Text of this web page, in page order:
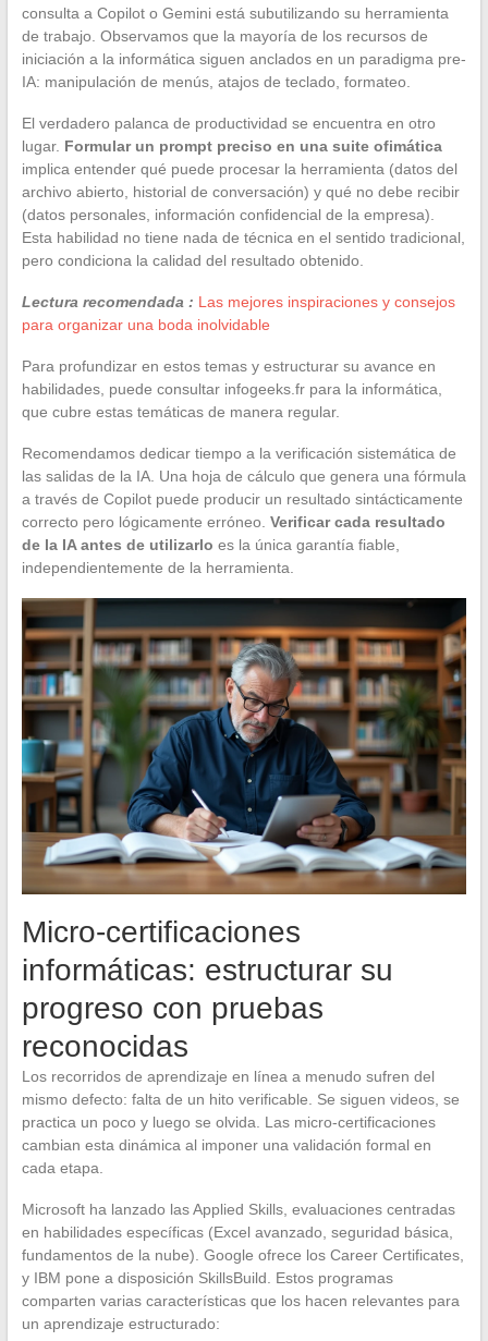
consulta a Copilot o Gemini está subutilizando su herramienta
de trabajo. Observamos que la mayoría de los recursos de
iniciación a la informática siguen anclados en un paradigma pre-
IA: manipulación de menús, atajos de teclado, formateo.
El verdadero palanca de productividad se encuentra en otro
lugar. Formular un prompt preciso en una suite ofimática
implica entender qué puede procesar la herramienta (datos del
archivo abierto, historial de conversación) y qué no debe recibir
(datos personales, información confidencial de la empresa).
Esta habilidad no tiene nada de técnica en el sentido tradicional,
pero condiciona la calidad del resultado obtenido.
Lectura recomendada : Las mejores inspiraciones y consejos
para organizar una boda inolvidable
Para profundizar en estos temas y estructurar su avance en
habilidades, puede consultar infogeeks.fr para la informática,
que cubre estas temáticas de manera regular.
Recomendamos dedicar tiempo a la verificación sistemática de
las salidas de la IA. Una hoja de cálculo que genera una fórmula
a través de Copilot puede producir un resultado sintácticamente
correcto pero lógicamente erróneo. Verificar cada resultado
de la IA antes de utilizarlo es la única garantía fiable,
independientemente de la herramienta.
Micro-certificaciones
informáticas: estructurar su
progreso con pruebas
reconocidas
Los recorridos de aprendizaje en línea a menudo sufren del
mismo defecto: falta de un hito verificable. Se siguen videos, se
practica un poco y luego se olvida. Las micro-certificaciones
cambian esta dinámica al imponer una validación formal en
cada etapa.
Microsoft ha lanzado las Applied Skills, evaluaciones centradas
en habilidades específicas (Excel avanzado, seguridad básica,
fundamentos de la nube). Google ofrece los Career Certificates,
y IBM pone a disposición SkillsBuild. Estos programas
comparten varias características que los hacen relevantes para
un aprendizaje estructurado: